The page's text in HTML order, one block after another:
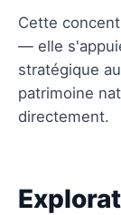
Cette
— elle
stratégique
patrimoine
directement.